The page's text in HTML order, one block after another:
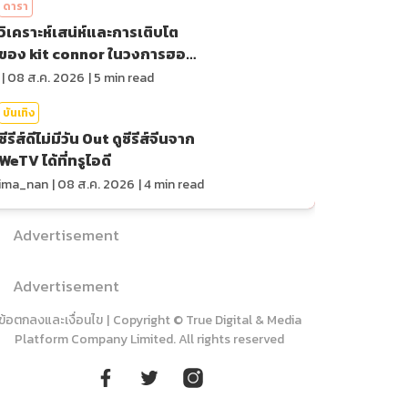
ดารา
เคราะห์เสน่ห์และการเติบโต
อง kit connor ในวงการฮอล
ลีวูด
|08 ส.ค. 2026 |5 min read
บันเทิง
ซีรีส์ดีไม่มีวัน Out ดูซีรีส์จีนจาก
ได้ที่ทรูไอดี
|08 ส.ค. 2026 |4min read
Advertisement
Advertisement
ข้อตกลงและเงื่อนไข | Copyright © True Digital & Media
Platform Company Limited. All rights reserved